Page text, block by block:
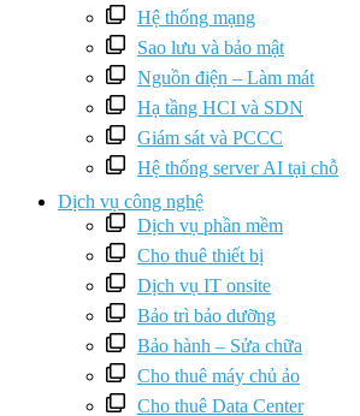
Hệ thống mạng
Sao lưu và bảo mật
Nguồn điện – Làm mát
Hạ tầng HCI và SDN
Giám sát và PCCC
Hệ thống server AI tại chỗ
Dịch vụ công nghệ
Dịch vụ phần mềm
Cho thuê thiết bị
Dịch vụ IT onsite
Bảo trì bảo dưỡng
Bảo hành – Sửa chữa
Cho thuê máy chủ ảo
Cho thuê Data Center